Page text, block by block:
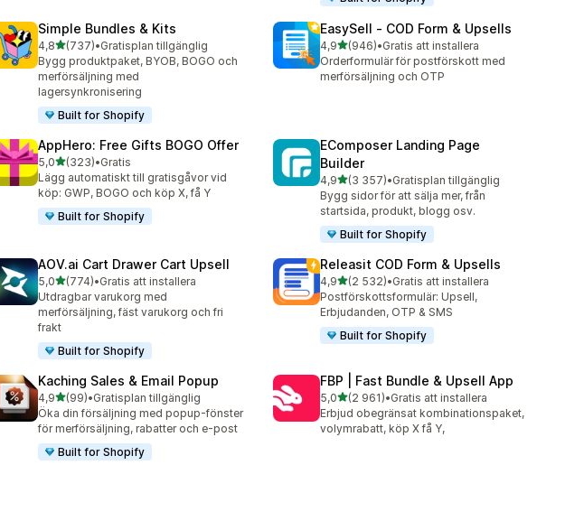
Simple Bundles & Kits
4,8av 5 stjärnor
(737)
737 recensioner totalt
•Gratisplan tillgänglig
Bygg produktpaket, BYOB, BOGO och
merförsäljning med
lagersynkronisering
Built for Shopify
EasySell ‑ COD Form & Upsells
4,9av 5 stjärnor
(946)
946 recensioner totalt
•Gratis att installera
Orderformulär för postförskott med
merförsäljning och OTP
AppHero: Free Gifts BOGO Offer
5,0av 5 stjärnor
(323)
323 recensioner totalt
•Gratis
Lägg automatiskt till gratisgåvor vid
köp: GWP, BOGO och köp X, få Y
Built for Shopify
EComposer Landing Page
Builder
4,9av 5 stjärnor
(3 357)
3357 recensioner totalt
•Gratisplan tillgänglig
Bygg sidor för att sälja mer, från
startsida, produkt, blogg osv.
Built for Shopify
AOV.ai Cart Drawer Cart Upsell
5,0av 5 stjärnor
(774)
774 recensioner totalt
•Gratis att installera
Utdragbar varukorg med
merförsäljning, fäst varukorg och fri
frakt
Built for Shopify
Releasit COD Form & Upsells
4,9av 5 stjärnor
(2 532)
2532 recensioner totalt
•Gratis att installera
Postförskottsformulär: Upsell,
Erbjudanden, OTP & SMS
Built for Shopify
Kaching Sales & Email Popup
4,9av 5 stjärnor
(99)
99 recensioner totalt
•Gratisplan tillgänglig
Öka din försäljning med popup-fönster
för merförsäljning, rabatter och e-post
Built for Shopify
FBP | Fast Bundle & Upsell App
5,0av 5 stjärnor
(2 961)
2961 recensioner totalt
•Gratis att installera
Erbjud obegränsat kombinationspaket,
volymrabatt, köp X få Y,